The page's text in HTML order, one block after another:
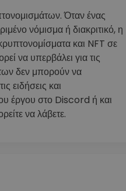
Όταν ένας
νόμισμα ή διακριτικό, η
και NFT σε
να υπερβάλει για τις
δεν μπορούν να
ειδήσεις και
έργου στο Discord ή και
να λάβετε.